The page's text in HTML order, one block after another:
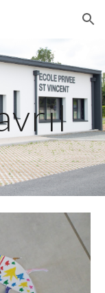
Skip to navigation